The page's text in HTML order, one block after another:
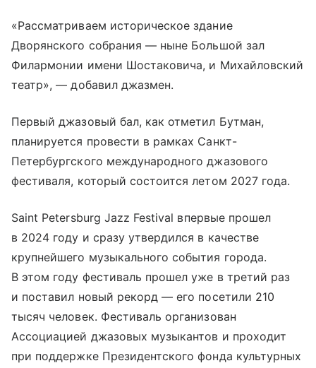
«Рассматриваем историческое здание
Дворянского собрания — ныне Большой зал
Филармонии имени Шостаковича, и Михайловский
театр», — добавил джазмен.
Первый джазовый бал, как отметил Бутман,
планируется провести в рамках Санкт-
Петербургского международного джазового
фестиваля, который состоится летом 2027 года.
Saint Petersburg Jazz Festival впервые прошел
в 2024 году и сразу утвердился в качестве
крупнейшего музыкального события города.
В этом году фестиваль прошел уже в третий раз
и поставил новый рекорд — его посетили 210
тысяч человек. Фестиваль организован
Ассоциацией джазовых музыкантов и проходит
при поддержке Президентского фонда культурных